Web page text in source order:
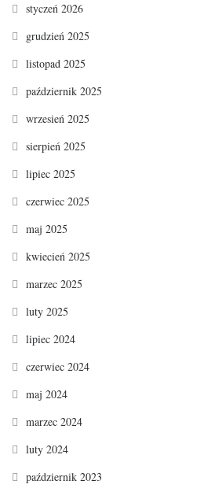
styczeń 2026
grudzień 2025
listopad 2025
październik 2025
wrzesień 2025
sierpień 2025
lipiec 2025
czerwiec 2025
maj 2025
kwiecień 2025
marzec 2025
luty 2025
lipiec 2024
czerwiec 2024
maj 2024
marzec 2024
luty 2024
październik 2023